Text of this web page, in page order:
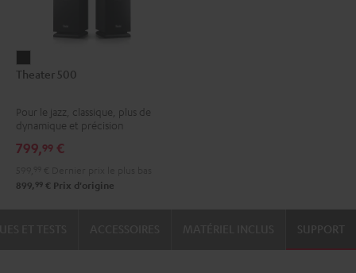
500
Theater 500
Pour le jazz, classique, plus de
dynamique et précision
799,99 €
899, 99 € Prix d'origine
SUPPORT